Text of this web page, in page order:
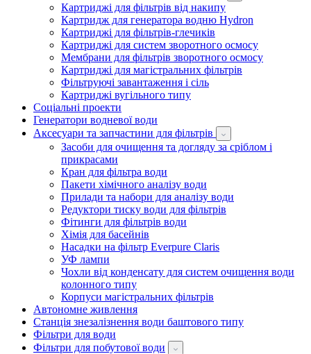
Картриджі для фільтрів від накипу
Картридж для генератора водню Hydron
Картриджі для фільтрів-глечиків
Картриджі для систем зворотного осмосу
Мембрани для фільтрів зворотного осмосу
Картриджі для магістральних фільтрів
Фільтруючі завантаження і сіль
Картриджі вугільного типу
Соціальні проекти
Генератори водневої води
Аксесуари та запчастини для фільтрів
Засоби для очищення та догляду за сріблом і
прикрасами
Кран для фільтра води
Пакети хімічного аналізу води
Прилади та набори для аналізу води
Редуктори тиску води для фільтрів
Фітинги для фільтрів води
Хімія для басейнів
Насадки на фільтр Everpure Claris
УФ лампи
Чохли від конденсату для систем очищення води
колонного типу
Корпуси магістральних фільтрів
Автономне живлення
Станція знезалізнення води баштового типу
Фільтри для води
Фільтри для побутової води